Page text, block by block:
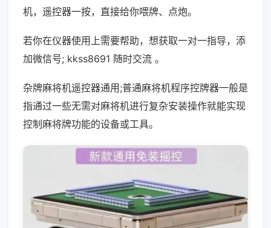
机，遥控器一按，直接给你喂牌、点炮。
若你在仪器使用上需要帮助，想获取一对一指导，添
加微信号; kkss8691 随时交流 。
杂牌麻将机遥控器通用;普通麻将机程序控牌器一般是
指通过一些无需对麻将机进行复杂安装操作就能实现
控制麻将牌功能的设备或工具。